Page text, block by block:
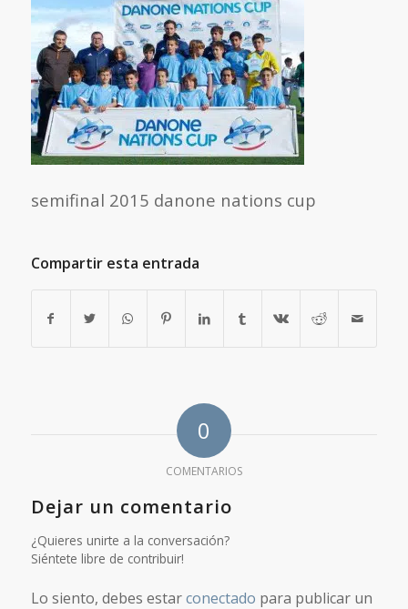
semifinal 2015 danone nations cup
Compartir esta entrada
0
COMENTARIOS
Dejar un comentario
¿Quieres unirte a la conversación?
Siéntete libre de contribuir!
Lo siento, debes estarconectado para publicar un